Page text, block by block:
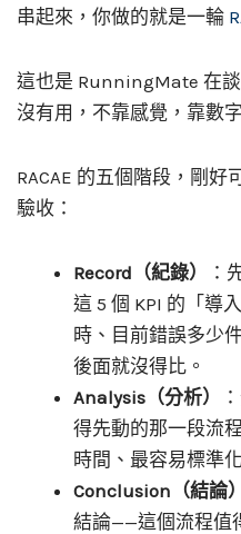
串起來，你做的就是一輪
這也是 RunningMate 在
沒有用，不靠感覺，靠數字
RACAE 的五個階段，剛好
驗收：
Record（紀錄）
：
這 5 個 KPI 的「導
時、目前錯誤多少
後面就沒得比。
Analysis（分析）
得先動的那一段流
時間、最容易標準
Conclusion（結論）
結論——這個流程值